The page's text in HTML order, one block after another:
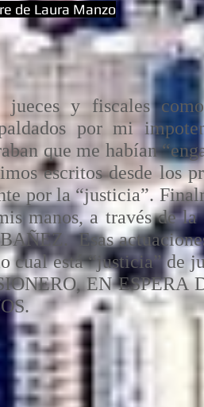
de Laura Manzo
jueces y fiscales
por mi
que me habían
escritos desde los
por la “justicia”.
manos, a través de la
Esas
está “justicia” de
EN ESPERA